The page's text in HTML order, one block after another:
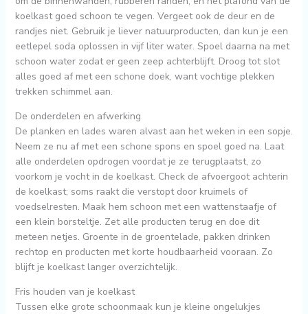
koelkast goed schoon te vegen. Vergeet ook de deur en de
randjes niet. Gebruik je liever natuurproducten, dan kun je een
eetlepel soda oplossen in vijf liter water. Spoel daarna na met
schoon water zodat er geen zeep achterblijft. Droog tot slot
alles goed af met een schone doek, want vochtige plekken
trekken schimmel aan.
De onderdelen en afwerking
De planken en lades waren alvast aan het weken in een sopje.
Neem ze nu af met een schone spons en spoel goed na. Laat
alle onderdelen opdrogen voordat je ze terugplaatst, zo
voorkom je vocht in de koelkast. Check de afvoergoot achterin
de koelkast; soms raakt die verstopt door kruimels of
voedselresten. Maak hem schoon met een wattenstaafje of
een klein borsteltje. Zet alle producten terug en doe dit
meteen netjes. Groente in de groentelade, pakken drinken
rechtop en producten met korte houdbaarheid vooraan. Zo
blijft je koelkast langer overzichtelijk.
Fris houden van je koelkast
Tussen elke grote schoonmaak kun je kleine ongelukjes